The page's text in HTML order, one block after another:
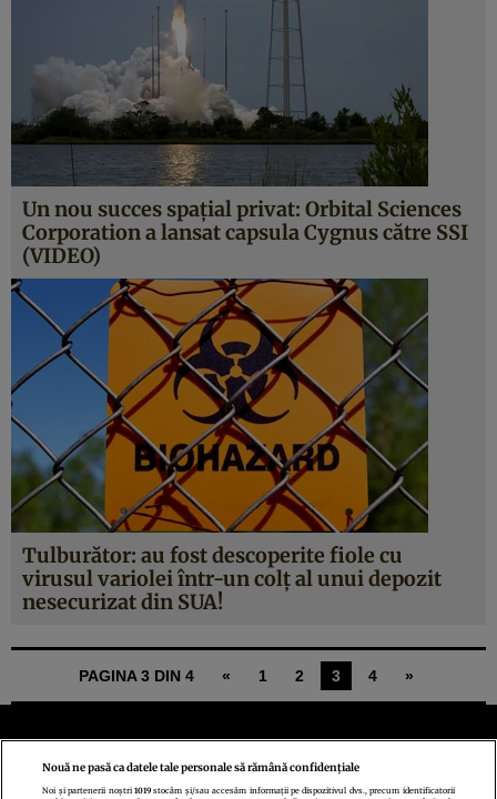
Un nou succes spaţial privat: Orbital Sciences
Corporation a lansat capsula Cygnus către SSI
(VIDEO)
Tulburător: au fost descoperite fiole cu
virusul variolei într-un colţ al unui depozit
nesecurizat din SUA!
PAGINA 3 DIN 4 « 1 2 3 4 »
Nouă ne pasă ca datele tale personale să rămână confidențiale
Noi și partenerii noștri1019 stocăm și/sau accesăm informații pe dispozitivul dvs., precum identificatorii